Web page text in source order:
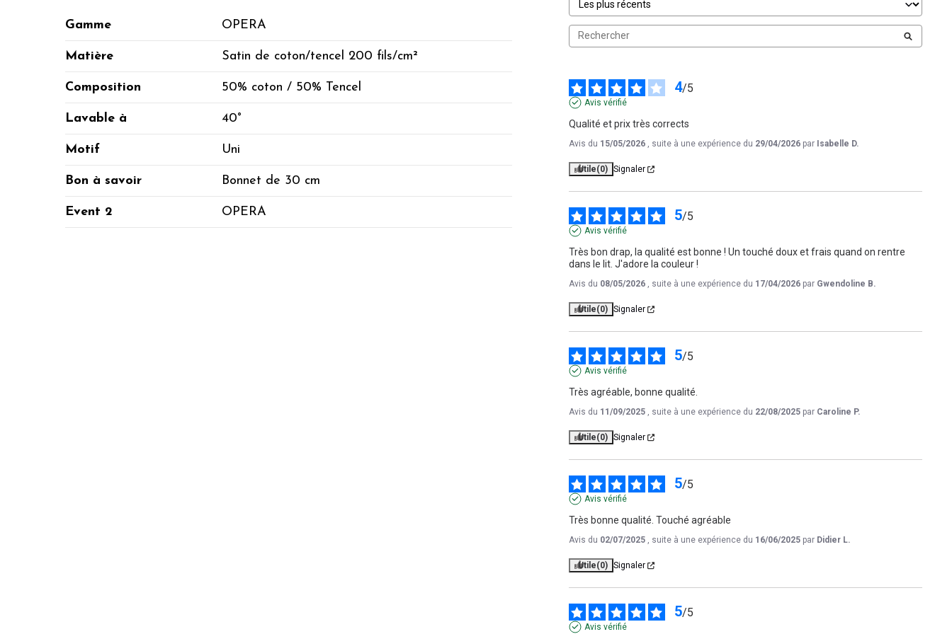
Gamme OPERA
Matière Satin de coton/tencel 200 fils/cm²
Composition 50% coton / 50% Tencel
Lavable à 40°
Motif Uni
Bon à savoir Bonnet de 30 cm
Event 2 OPERA
4/5
Avis vérifié
Qualité et prix très corrects
Avis du 15/05/2026 , suite à une expérience du 29/04/2026 par Isabelle D.
Utile(0) Signaler
5/5
Avis vérifié
Très bon drap, la qualité est bonne ! Un touché doux et frais quand on rentre
dans le lit. J'adore la couleur !
Avis du 08/05/2026 , suite à une expérience du 17/04/2026 par Gwendoline B.
Utile(0) Signaler
5/5
Avis vérifié
Très agréable, bonne qualité.
Avis du 11/09/2025 , suite à une expérience du 22/08/2025 par Caroline P.
Utile(0) Signaler
5/5
Avis vérifié
Très bonne qualité. Touché agréable
Avis du 02/07/2025 , suite à une expérience du 16/06/2025 par Didier L.
Utile(0) Signaler
5/5
Avis vérifié